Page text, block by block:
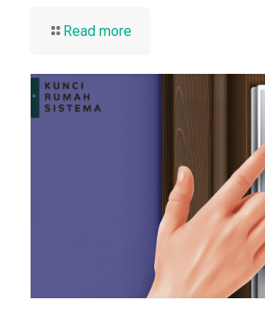
Read more